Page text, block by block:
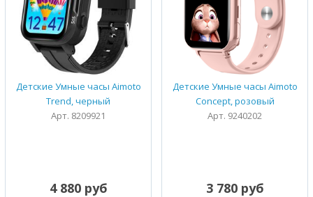
Детские Умные часы Aimoto
Trend, черный
Арт. 8209921
4 880 руб
Детские Умные часы Aimoto
Concept, розовый
Арт. 9240202
3 780 руб